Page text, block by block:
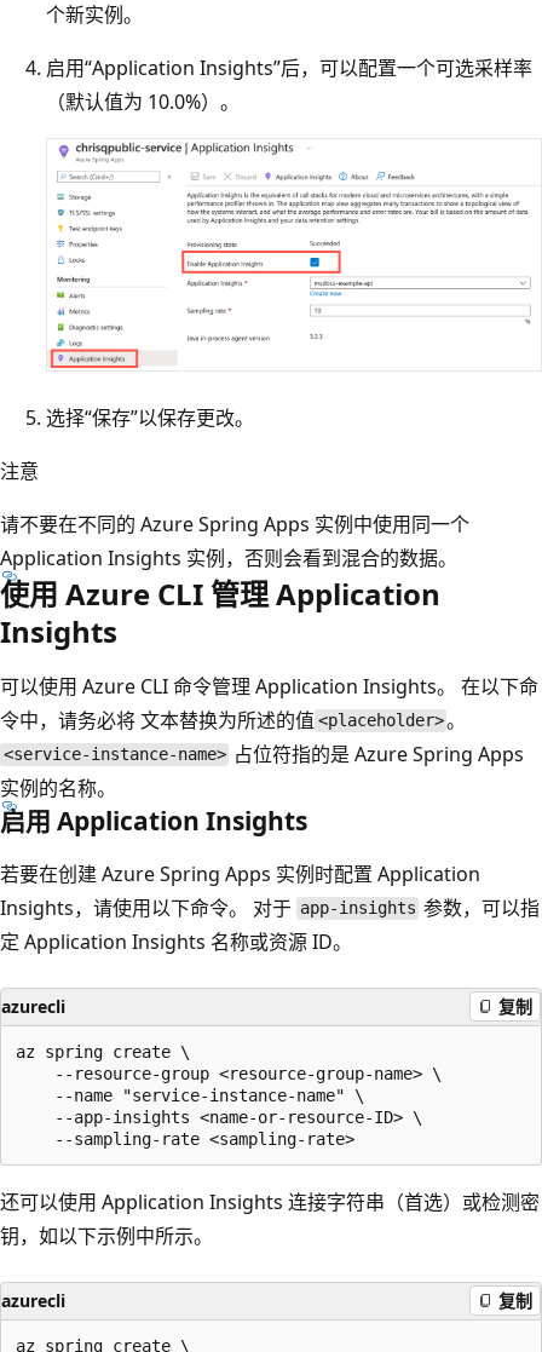
个新实例。
启用“Application Insights”后，可以配置一个可选采样率
（默认值为 10.0%）。
选择“保存”以保存更改。
注意
请不要在不同的 Azure Spring Apps 实例中使用同一个
Application Insights 实例，否则会看到混合的数据。
使用 Azure CLI 管理 Application
Insights
可以使用 Azure CLI 命令管理 Application Insights。 在以下命
令中，请务必将 文本替换为所述的值 <placeholder>。
<service-instance-name> 占位符指的是 Azure Spring Apps
实例的名称。
启用 Application Insights
若要在创建 Azure Spring Apps 实例时配置 Application
Insights，请使用以下命令。 对于 app-insights 参数，可以指
定 Application Insights 名称或资源 ID。
azurecli 复制
az spring create \
    --resource-group <resource-group-name> \
    --name "service-instance-name" \
    --app-insights <name-or-resource-ID> \
还可以使用 Application Insights 连接字符串（首选）或检测密
钥，如以下示例中所示。
azurecli 复制
az spring create \